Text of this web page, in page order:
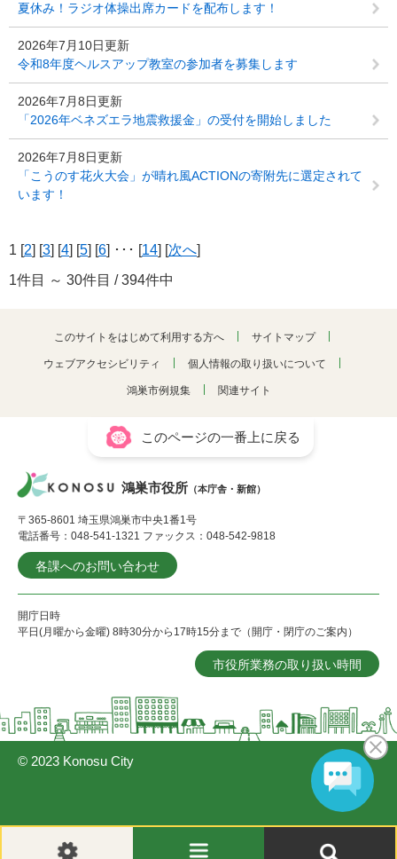
夏休み！ラジオ体操出席カードを配布します！
2026年7月10日更新
令和8年度ヘルスアップ教室の参加者を募集します
2026年7月8日更新
「2026年ベネズエラ地震救援金」の受付を開始しました
2026年7月8日更新
「こうのす花火大会」が晴れ風ACTIONの寄附先に選定されて
います！
1 [2] [3] [4] [5] [6] ･･･ [14] [次へ]
1件目 ～ 30件目 / 394件中
このサイトをはじめて利用する方へ サイトマップ
ウェブアクセシビリティ 個人情報の取り扱いについて
鴻巣市例規集 関連サイト
このページの一番上に戻る
鴻巣市役所 （本庁舎・新館）
〒365-8601 埼玉県鴻巣市中央1番1号
電話番号：048-541-1321 ファックス：048-542-9818
各課へのお問い合わせ
開庁日時
平日(月曜から金曜) 8時30分から17時15分まで（開庁・閉庁のご案内）
市役所業務の取り扱い時間
© 2023 Konosu City